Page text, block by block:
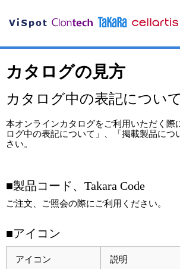
カタログの見方
カタログ中の表記について
本オンラインカタログをご利用いただく際
ログ中の表記について」、「掲載製品につ
さい。
■製品コード、Takara Code
ご注文、ご照会の際にご利用ください。
■アイコン
アイコン 説明